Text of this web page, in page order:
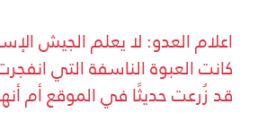
اعلام العدو: لا يعلم الجيش
كانت العبوة الناسفة التي
قد زُرعت حديثًا في الموقع أم